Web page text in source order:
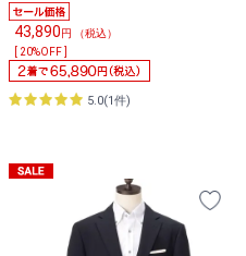
43,890円 （税込）
[ 20%OFF ]
5.0(1件)